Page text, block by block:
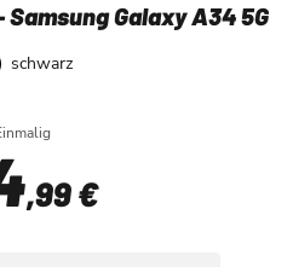
Galaxy A34 5G
schwarz
,99 €